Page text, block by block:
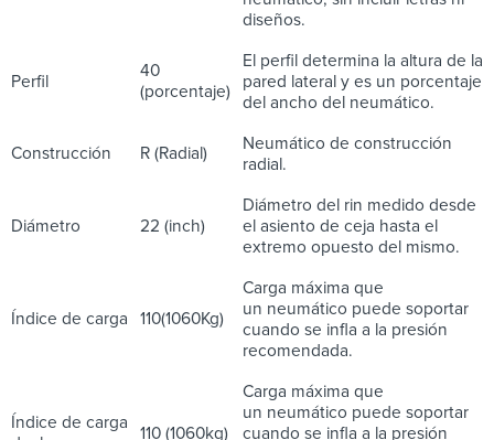
diseños.
Perfil
40
(porcentaje)
El perfil determina la altura de la
pared lateral y es un porcentaje
del ancho del neumático.
Construcción R (Radial)
Neumático de construcción
radial.
Diámetro 22 (inch)
Diámetro del rin medido desde
el asiento de ceja hasta el
extremo opuesto del mismo.
Índice de carga 110(1060Kg)
Carga máxima que
un neumático puede soportar
cuando se infla a la presión
recomendada.
Índice de carga
110 (1060kg)
Carga máxima que
un neumático puede soportar
cuando se infla a la presión